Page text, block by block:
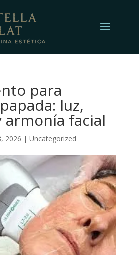
para
luz,
armonía facial
2026 | Uncategorized